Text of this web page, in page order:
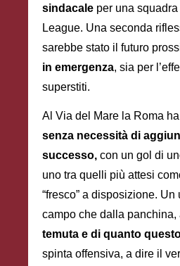
sindacale per una
League. Una seconda
sarebbe stato il futuro
in emergenza, sia per
superstiti.
Al Via del Mare la Roma
senza necessità di
successo, con un gol di
uno tra quelli più attesi
“fresco” a disposizione. Un
campo che dalla
temuta e di quanto
spinta offensiva, a dire il